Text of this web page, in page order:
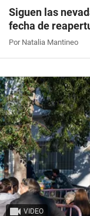
Siguen las
fecha de
Por Natalia Mantineo
VIDEO